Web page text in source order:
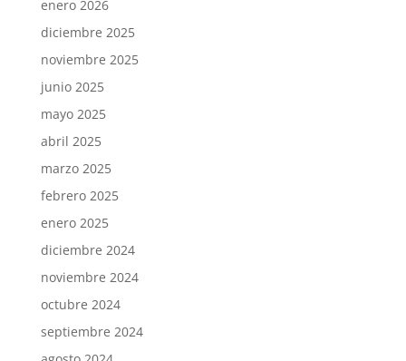
enero 2026
diciembre 2025
noviembre 2025
junio 2025
mayo 2025
abril 2025
marzo 2025
febrero 2025
enero 2025
diciembre 2024
noviembre 2024
octubre 2024
septiembre 2024